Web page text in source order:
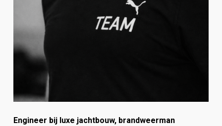
Engineer bij luxe jachtbouw, brandweerman